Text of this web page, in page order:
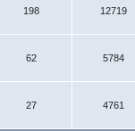
198 12719
62 5784
27 4761